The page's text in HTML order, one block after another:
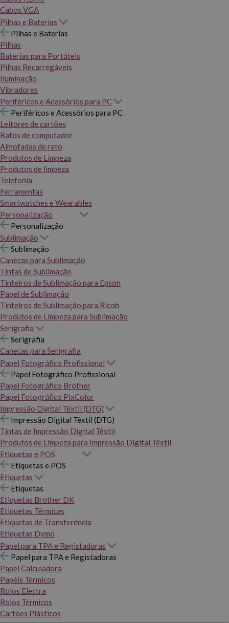
Cabos VGA
Pilhas e Baterias
Pilhas e Baterias
Pilhas
Baterias para Portáteis
Pilhas Recarregáveis
Iluminação
Vibradores
Periféricos e Acessórios para PC
Periféricos e Acessórios para PC
Leitores de cartões
Ratos de computador
Almofadas de rato
Produtos de Limpeza
Produtos de limpeza
Telefonia
Ferramentas
Smartwatches e Wearables
Personalização
Personalização
Sublimação
Sublimação
Canecas para Sublimação
Tintas de Sublimação
Tinteiros de Sublimação para Epson
Papel de Sublimação
Tinteiros de Sublimação para Ricoh
Produtos de Limpeza para Sublimação
Serigrafia
Serigrafia
Canecas para Serigrafia
Papel Fotográfico Profissional
Papel Fotográfico Profissional
Papel Fotográfico Brother
Papel Fotográfico PixColor
Impressão Digital Têxtil (DTG)
Impressão Digital Têxtil (DTG)
Tintas de Impressão Digital Têxtil
Produtos de Limpeza para Impressão Digital Têxtil
Etiquetas e POS
Etiquetas e POS
Etiquetas
Etiquetas
Etiquetas Brother DK
Etiquetas Térmicas
Etiquetas de Transferência
Etiquetas Dymo
Papel para TPA e Registadoras
Papel para TPA e Registadoras
Papel Calculadora
Papéis Térmicos
Rolos Electra
Rolos Térmicos
Cartões Plásticos